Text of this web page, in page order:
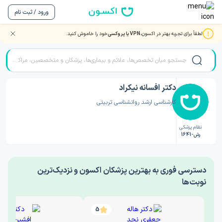
ورود / ثبت نام
لطفاً برای تجربه بهتر در اکسون،VPN یا پروکسی خود را خاموش کنید. صفحه اصلی/دکتر روانشناسی/دکتر افسانه نیکراد
نظام پزشکی
رش-1641
دکتر افسانه نیکراد
کارشناسی ارشد روانشناسی تربیتی
‎دسترسی فوری به بهترین پزشکان اکسون و نزدیک‌ترین
نوبت‌ها
5